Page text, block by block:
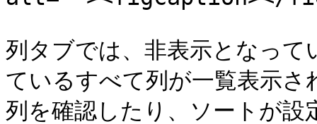
列タブでは、非表示となっ
ているすべて列が一覧表示
列を確認したり、ソートが